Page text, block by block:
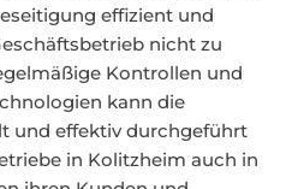
effizient und
nicht zu
Kontrollen und
kann die
und effektiv durchgeführt
in Kolitzheim auch in